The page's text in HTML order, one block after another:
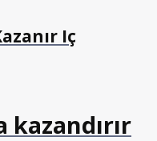
Iç
kazandırır